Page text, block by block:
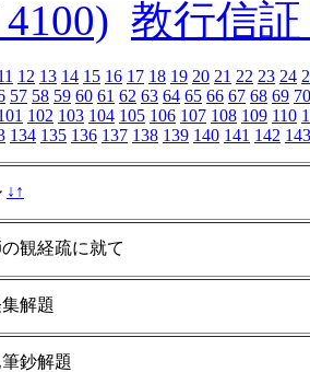
教行信証
12 13 14 15 16 17 18 19 20 21 22 23 24
57 58 59 60 61 62 63 64 65 66 67 68 69 70
102 103 104 105 106 107 108 109 110
134 135 136 137 138 139 140 141 142 143
↓ ↑
観経疏に就て
解題
鈔解題